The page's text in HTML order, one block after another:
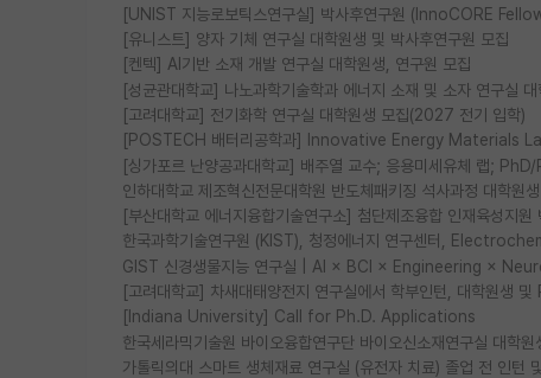
[UNIST 지능로보틱스연구실] 박사후연구원 (InnoCORE
[유니스트] 양자 기체 연구실 대학원생 및 박사후연구원 모집
[켄텍] AI기반 소재 개발 연구실 대학원생, 연구원 모집
[성균관대학교] 나노과학기술학과 에너지 소재 및 소자 연구실 대
[고려대학교] 전기화학 연구실 대학원생 모집(2027 전기 입학)
[POSTECH 배터리공학과] Innovative Energy Materials
[싱가포르 난양공과대학교] 배주열 교수; 응용미세유체 랩;
인하대학교 제조혁신전문대학원 반도체패키징 석사과정 대학원
[부산대학교 에너지융합기술연구소] 첨단제조융합 인재육성지
한국과학기술연구원 (KIST), 청정에너지 연구센터,
GIST 신경생물지능 연구실 | AI × BCI × Engineering ×
[고려대학교] 차새대태양전지 연구실에서 학부인턴, 대학원생
[Indiana University] Call for Ph.D. Applications
한국세라믹기술원 바이오융합연구단 바이오신소재연구실 대학원
가톨릭의대 스마트 생체재료 연구실 (유전자 치료) 졸업 전 인턴